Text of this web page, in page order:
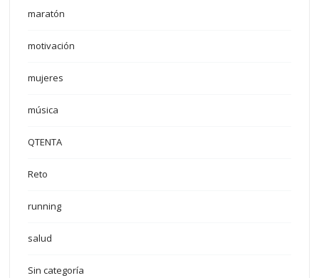
maratón
motivación
mujeres
música
QTENTA
Reto
running
salud
Sin categoría